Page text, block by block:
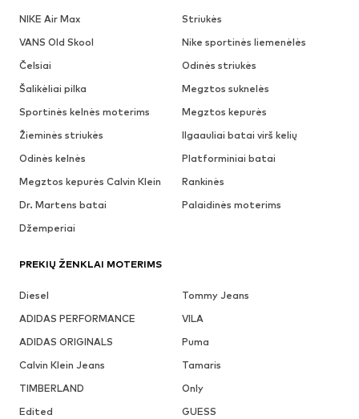
NIKE Air Max
Striukės
VANS Old Skool
Nike sportinės liemenėlės
Čelsiai
Odinės striukės
Šalikėliai pilka
Megztos suknelės
Sportinės kelnės moterims
Megztos kepurės
Žieminės striukės
Ilgaauliai batai virš kelių
Odinės kelnės
Platforminiai batai
Megztos kepurės Calvin Klein
Rankinės
Dr. Martens batai
Palaidinės moterims
Džemperiai
PREKIŲ ŽENKLAI MOTERIMS
Diesel
Tommy Jeans
ADIDAS PERFORMANCE
VILA
ADIDAS ORIGINALS
Puma
Calvin Klein Jeans
Tamaris
TIMBERLAND
Only
Edited
GUESS